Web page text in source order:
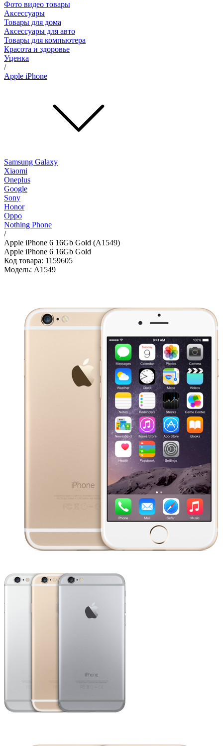
Фото видео товары
Аксессуары
Товары для дома
Аксессуары для авто
Товары для компьютера
Красота и здоровье
Уценка
/
Apple iPhone
Samsung Galaxy
Xiaomi
Oneplus
Google
Sony
Honor
Oppo
Nothing Phone
/
Apple iPhone 6 16Gb Gold (A1549)
Apple iPhone 6 16Gb Gold
Код товара: 1159605
Модель: A1549